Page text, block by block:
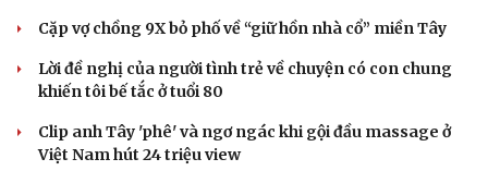
Cặp vợ chồng 9X bỏ phố về “giữ hồn nhà cổ” miền Tây
Lời đề nghị của người tình trẻ về chuyện có con chung
khiến tôi bế tắc ở tuổi 80
Clip anh Tây 'phê' và ngơ ngác khi gội đầu massage ở
Việt Nam hút 24 triệu view